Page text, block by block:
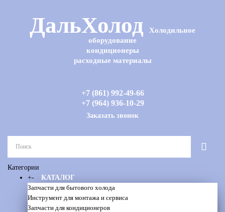
ДальХолод
Холодильное
оборудование
кондиционеры
расходные материалы
+7 (861) 992-49-66
+7 (964) 936-10-29
Заказать звонок
Категории
+-
КАТАЛОГ
Запчасти для бытового холода
Инструмент для монтажа и сервиса
Запчасти для кондиционеров